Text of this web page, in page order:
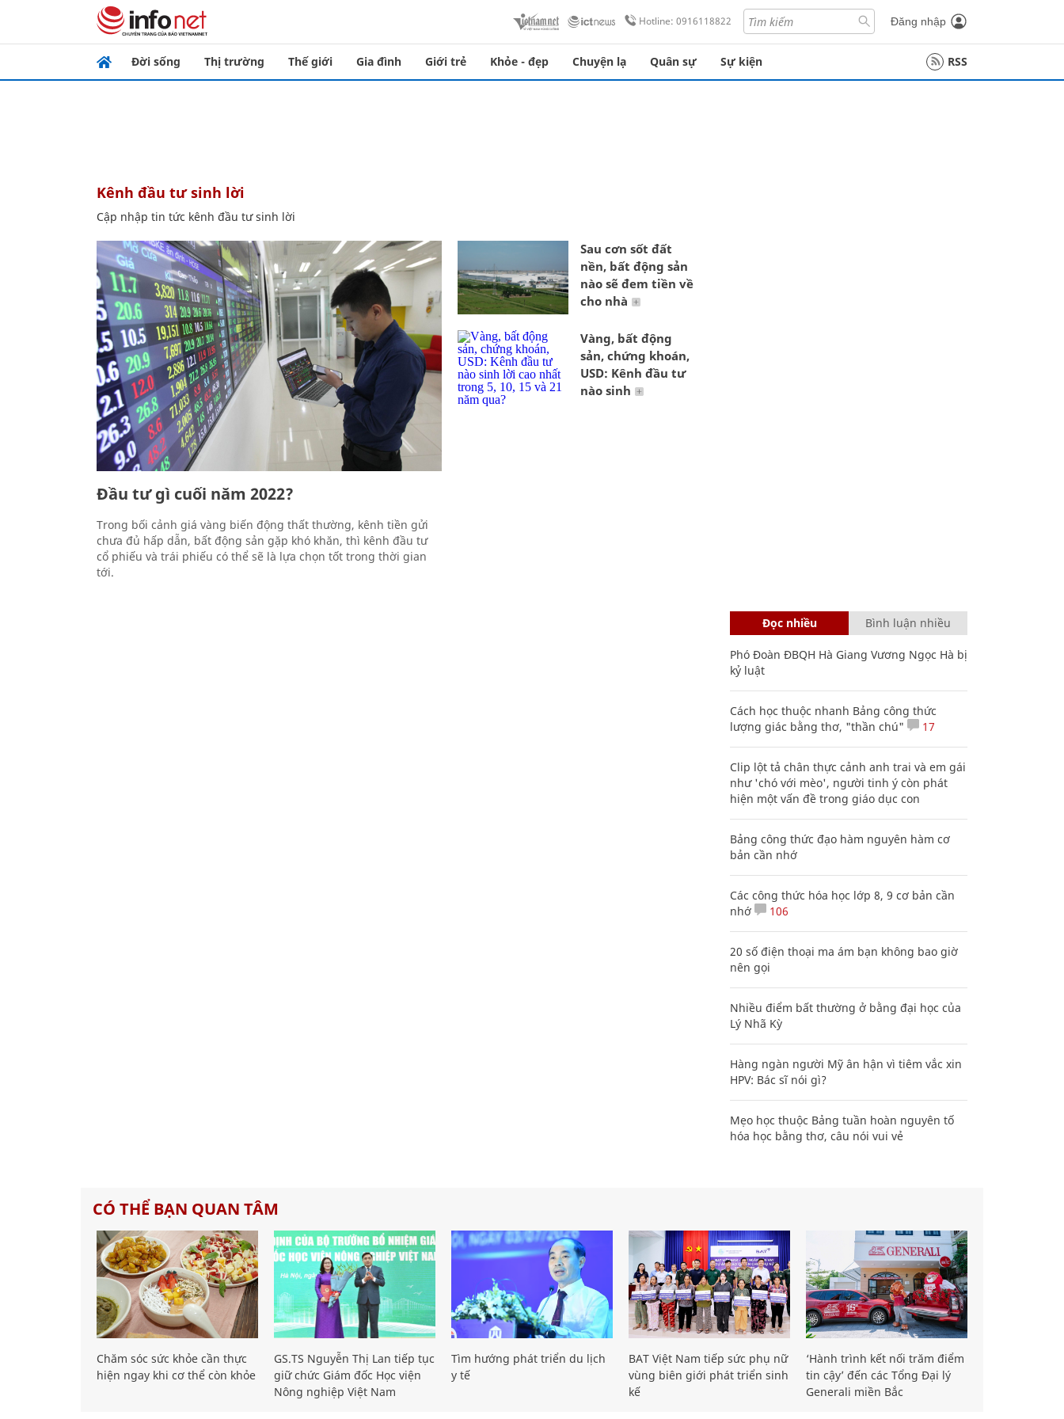
Hotline: 0916118822 Đăng nhập
Đời sống Thị trường Thế giới Gia đình Giới trẻ Khỏe - đẹp Chuyện lạ Quân sự Sự kiện RSS
kênh đầu tư sinh lời
Cập nhập tin tức kênh đầu tư sinh lời
Đầu tư gì cuối năm 2022?
Trong bối cảnh giá vàng biến động thất thường, kênh tiền gửi
chưa đủ hấp dẫn, bất động sản gặp khó khăn, thì kênh đầu tư
cổ phiếu và trái phiếu có thể sẽ là lựa chọn tốt trong thời gian
tới.
Sau cơn sốt đất
nền, bất động sản
nào sẽ đem tiền về
cho nhà
Vàng, bất động
sản, chứng khoán,
USD: Kênh đầu tư
nào sinh
Đọc nhiều Bình luận nhiều
Phó Đoàn ĐBQH Hà Giang Vương Ngọc Hà bị
kỷ luật
Cách học thuộc nhanh Bảng công thức
lượng giác bằng thơ, "thần chú"
17
Clip lột tả chân thực cảnh anh trai và em gái
như 'chó với mèo', người tinh ý còn phát
hiện một vấn đề trong giáo dục con
Bảng công thức đạo hàm nguyên hàm cơ
bản cần nhớ
Các công thức hóa học lớp 8, 9 cơ bản cần
nhớ
106
20 số điện thoại ma ám bạn không bao giờ
nên gọi
Nhiều điểm bất thường ở bằng đại học của
Lý Nhã Kỳ
Hàng ngàn người Mỹ ân hận vì tiêm vắc xin
HPV: Bác sĩ nói gì?
Mẹo học thuộc Bảng tuần hoàn nguyên tố
hóa học bằng thơ, câu nói vui vẻ
CÓ THỂ BẠN QUAN TÂM
Chăm sóc sức khỏe cần thực
hiện ngay khi cơ thể còn khỏe
GS.TS Nguyễn Thị Lan tiếp tục
giữ chức Giám đốc Học viện
Nông nghiệp Việt Nam
Tìm hướng phát triển du lịch
y tế
BAT Việt Nam tiếp sức phụ nữ
vùng biên giới phát triển sinh
kế
‘Hành trình kết nối trăm điểm
tin cậy’ đến các Tổng Đại lý
Generali miền Bắc